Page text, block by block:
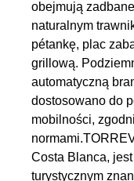
obejmują
naturalnym
pétankę, plac
grillową.
automatyczną
dostosowano do
mobilności,
Costa Blanca,
turystycznym